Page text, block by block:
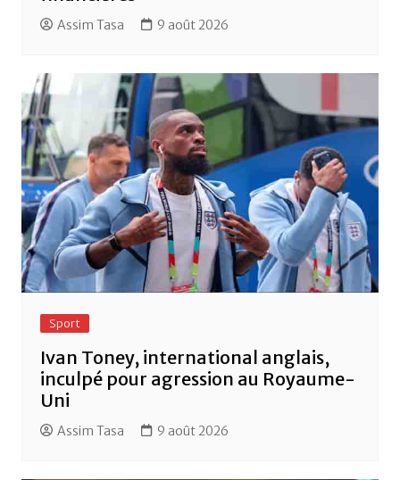
Assim Tasa 9 août 2026
Sport
Ivan Toney, international anglais,
inculpé pour agression au Royaume-
Uni
Assim Tasa 9 août 2026